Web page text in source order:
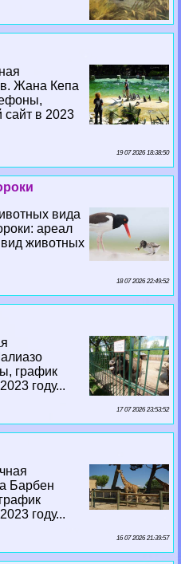
Жана Кепа
в 2023
19 07 2026 18:38:50
вида
ареал
животных
18 07 2026 22:49:52
график
году...
17 07 2026 23:53:52
Барбен
году...
16 07 2026 21:39:57